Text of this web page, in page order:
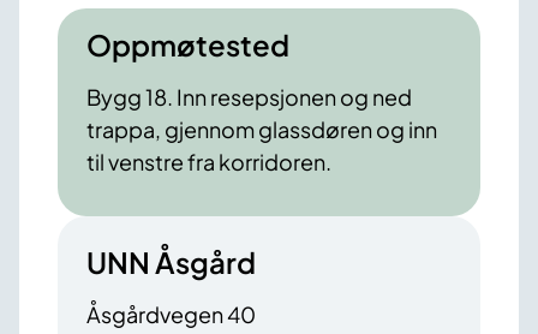
Oppmøtested
Bygg 18. Inn resepsjonen og ned
trappa, gjennom glassdøren og inn
til venstre fra korridoren.
UNN Åsgård
Åsgårdvegen 40